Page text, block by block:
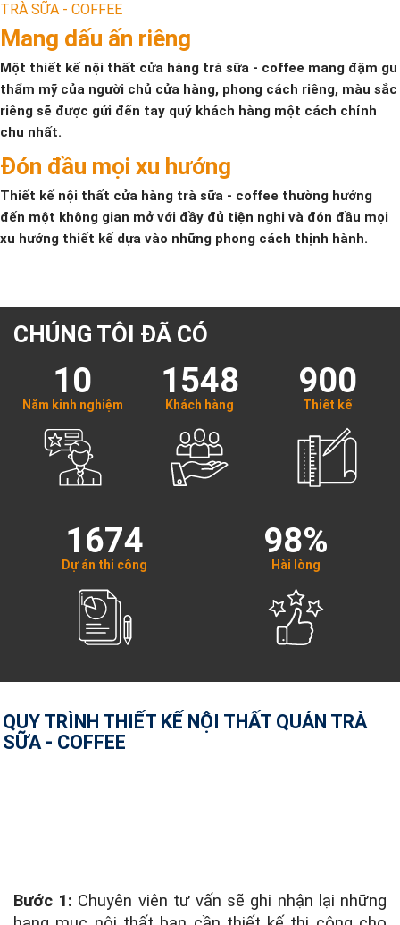
TRÀ SỮA - COFFEE
Mang dấu ấn riêng
Một thiết kế nội thất cửa hàng trà sữa - coffee mang đậm gu
thẩm mỹ của người chủ cửa hàng, phong cách riêng, màu sắc
riêng sẽ được gửi đến tay quý khách hàng một cách chỉnh
chu nhất.
Đón đầu mọi xu hướng
Thiết kế nội thất cửa hàng trà sữa - coffee thường hướng
đến một không gian mở với đầy đủ tiện nghi và đón đầu mọi
xu hướng thiết kế dựa vào những phong cách thịnh hành.
CHÚNG TÔI ĐÃ CÓ
10
Năm kinh nghiệm
1548
Khách hàng
900
Thiết kế
1674
Dự án thi công
98%
Hài lòng
QUY TRÌNH THIẾT KẾ NỘI THẤT QUÁN TRÀ
SỮA - COFFEE
Bước 1: Chuyên viên tư vấn sẽ ghi nhận lại những